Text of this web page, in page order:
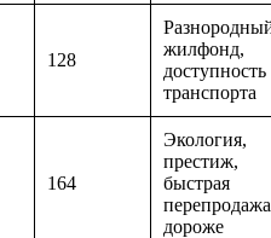
128
жилфонд,
доступность
транспорта
164
Экология,
престиж,
быстрая
дороже